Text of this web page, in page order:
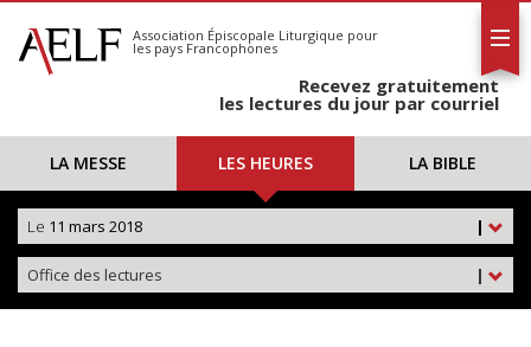
S'abonner
Calendrier
Association Épiscopale Liturgique pour
les pays Francophones
Recevez gratuitement
les lectures du jour par courriel
LA MESSE LES HEURES LA BIBLE
|
Le 11 mars 2018
|
Office des lectures